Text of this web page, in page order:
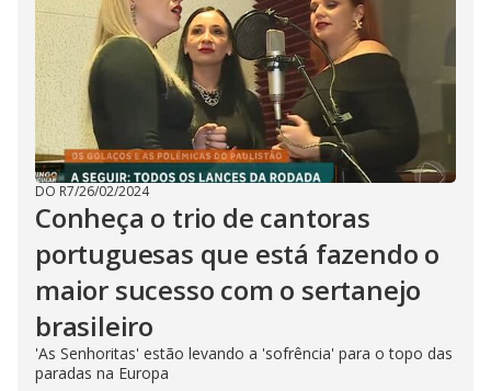
DO R7/26/02/2024
Conheça o trio de cantoras
portuguesas que está fazendo o
maior sucesso com o sertanejo
brasileiro
'As Senhoritas' estão levando a 'sofrência' para o topo das
paradas na Europa